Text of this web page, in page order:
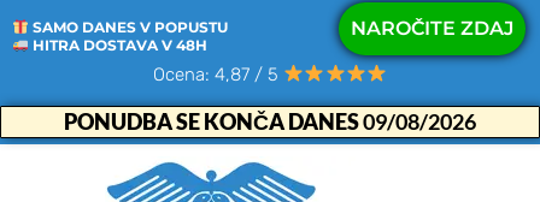
SAMO DANES V POPUSTU
HITRA DOSTAVA V 48H
NAROČITE ZDAJ
Ocena: 4,87 / 5
PONUDBA SE KONČA DANES09/08/2026